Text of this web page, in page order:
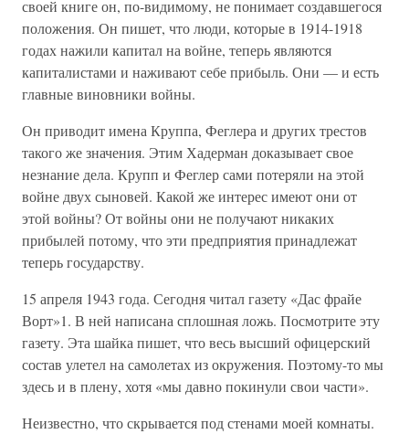
своей книге он, по-видимому, не понимает создавшегося
положения. Он пишет, что люди, которые в 1914-1918
годах нажили капитал на войне, теперь являются
капиталистами и наживают себе прибыль. Они — и есть
главные виновники войны.
Он приводит имена Круппа, Феглера и других трестов
такого же значения. Этим Хадерман доказывает свое
незнание дела. Крупп и Феглер сами потеряли на этой
войне двух сыновей. Какой же интерес имеют они от
этой войны? От войны они не получают никаких
прибылей потому, что эти предприятия принадлежат
теперь государству.
15 апреля 1943 года. Сегодня читал газету «Дас фрайе
Ворт»1. В ней написана сплошная ложь. Посмотрите эту
газету. Эта шайка пишет, что весь высший офицерский
состав улетел на самолетах из окружения. Поэтому-то мы
здесь и в плену, хотя «мы давно покинули свои части».
Неизвестно, что скрывается под стенами моей комнаты.